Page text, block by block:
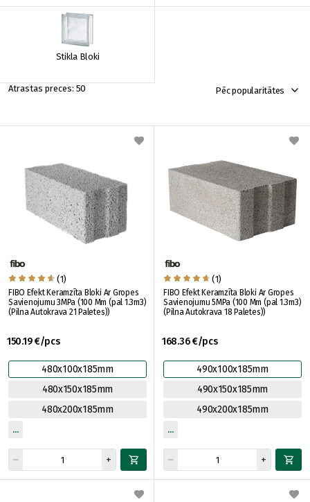
Stikla Bloki
50 Pēc popularitātes
(1)
FIBO Efekt Keramzīta Bloki Ar Gropes
Savienojumu 3MPa (100 Mm (pal 1.3m3)
(Pilna Autokrava 21 Paletes))
150.19 €/pcs
480x100x185mm
480x150x185mm
480x200x185mm
(1)
FIBO Efekt Keramzīta Bloki Ar Gropes
Savienojumu 5MPa (100 Mm (pal 1.3m3)
(Pilna Autokrava 18 Paletes))
168.36 €/pcs
490x100x185mm
490x150x185mm
490x200x185mm